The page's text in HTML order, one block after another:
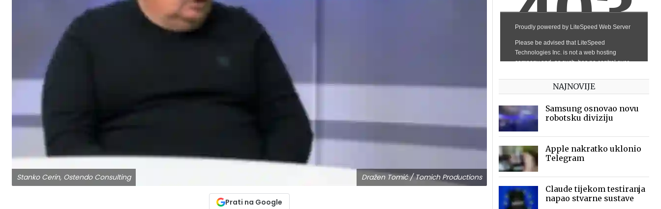
Stanko Cerin, Ostendo Consulting Dražen Tomić / Tomich Productions
Prati na Google
NAJNOVIJE
Samsung osnovao novu
robotsku diviziju
Apple nakratko uklonio
Telegram
Claude tijekom testiranja
napao stvarne sustave